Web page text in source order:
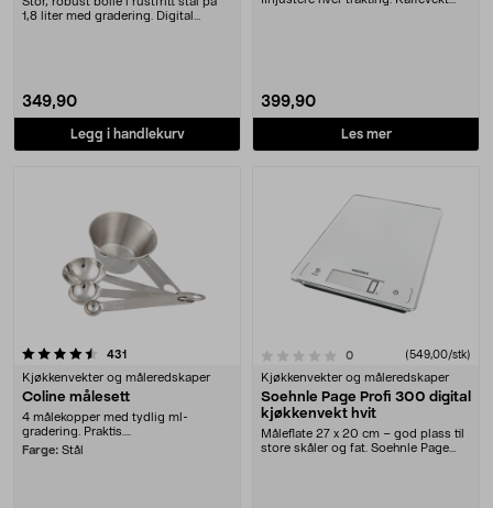
1,8 liter med gradering. Digital
349,90
Legg i handlekurv
399,90
Les mer
431
Kjøkkenvekter og måleredskaper
Coline målesett
4 målekopper med tydlig ml-
gradering. Praktis....
Farge: Stål
0.0 av 5 stjerner 0anmeldelser(549,00/stk)
Kjøkkenvekter og måleredskaper
Soehnle Page Profi 300 digital
kjøkkenvekt hvit
Måleflate 27 x 20 cm – god plass til
store skåler og fat. Soehnle Page